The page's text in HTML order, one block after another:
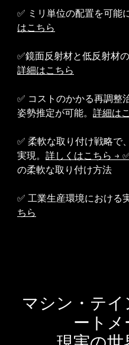
✅ ミリ単位の配置を可能
はこちら
✅鏡面反射材と低反射材
詳細はこちら
✅ コストのかかる再調整
姿勢推定が可能。 詳細は
✅ 柔軟な取り付け戦略で
実現。 詳しくはこちら →
の柔軟な取り付け方法
✅ 工業生産環境における
ちら
マシン・テ
ートメ